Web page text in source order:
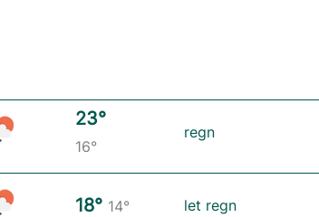
23°
16°
regn
18° 14° let regn